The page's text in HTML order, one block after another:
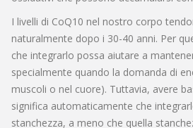
I livelli di CoQ10 nel nostro corpo
naturalmente dopo i 30-40 anni. Per
che integrarlo possa aiutare a
specialmente quando la domanda di
muscoli o nel cuore). Tuttavia, avere
significa automaticamente che
stanchezza, a meno che quella